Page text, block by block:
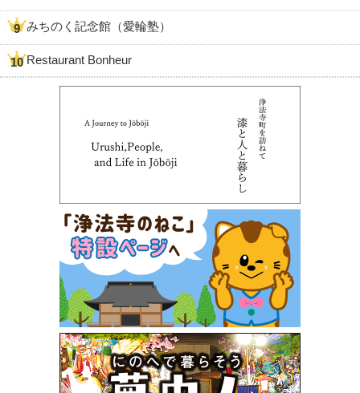
みちのく記念館（愛輪塾）
Restaurant Bonheur